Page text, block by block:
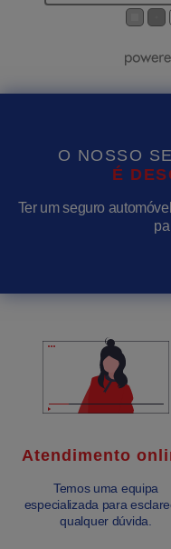
●●
O NOSSO
É D ES
Ter um seguro
Atendimento
Temos uma equipa
especializada para
qualquer dúvida.